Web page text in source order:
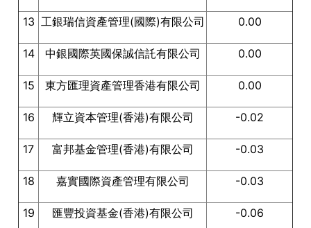
13 工銀瑞信資產管理(國際)有限公司 0.00
14 中銀國際英國保誠信託有限公司 0.00
15 東方匯理資產管理香港有限公司 0.00
16 輝立資本管理(香港)有限公司 -0.02
17 富邦基金管理(香港)有限公司 -0.03
18 嘉實國際資產管理有限公司 -0.03
19 匯豐投資基金(香港)有限公司 -0.06